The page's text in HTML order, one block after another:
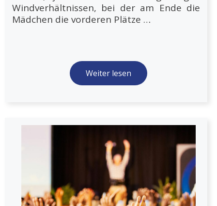
Windverhältnissen, bei der am Ende die
Mädchen die vorderen Plätze …
Weiter lesen